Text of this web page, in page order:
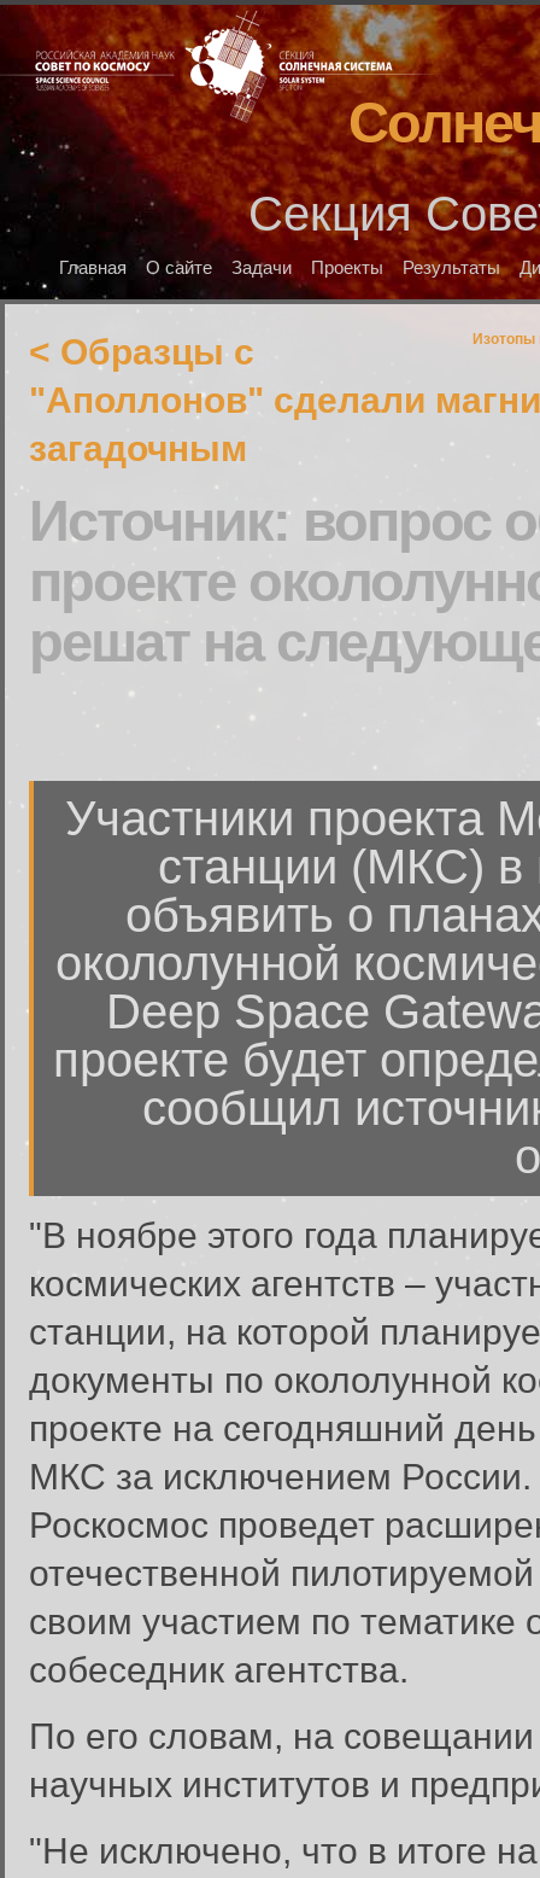
Секция
Главная О сайте Задачи Проекты Результаты
Изотопы
< Образцы с
"Аполлонов" сделали
загадочным
Источник: вопрос
проекте
решат на
Участники проекта
станции (МКС) в
объявить о
окололунной
Deep Space
проекте будет
сообщил
"В ноябре этого года
космических агентств –
станции, на которой
документы по окололунной
проекте на сегодняшний
МКС за исключением
Роскосмос проведет
отечественной
своим участием по тематике
собеседник агентства.
По его словам, на
научных институтов и
"Не исключено, что в итоге